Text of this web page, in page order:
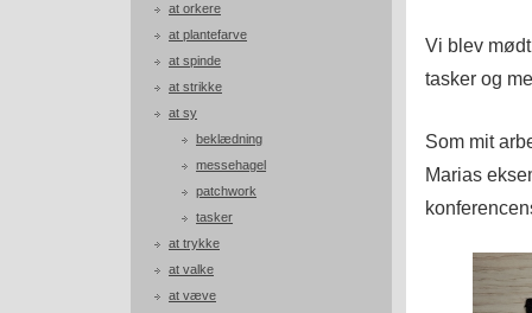
at orkere
at plantefarve
at spinde
at strikke
at sy
beklædning
messehagel
patchwork
tasker
at trykke
at valke
at væve
Vi blev
tasker og
Som mit
Marias